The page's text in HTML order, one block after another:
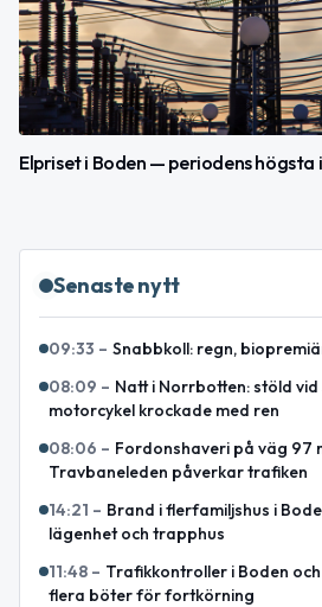
Elpriset i Boden — periodens högsta
Senaste nytt
09:33 – Snabbkoll: regn,
08:09 – Natt i Norrbotten: stöld
motorcykel krockade med ren
08:06 – Fordonshaveri på väg 97
Travbaneleden påverkar trafiken
14:21 – Brand i flerfamiljshus i
lägenhet och trapphus
11:48 – Trafikkontroller i Boden
flera böter för fortkörning